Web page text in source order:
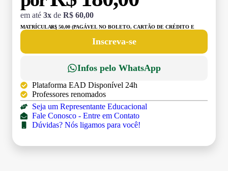
em até 3x de R$ 60,00
MATRÍCULA:R$ 50,00 (PAGÁVEL NO BOLETO, CARTÃO DE CRÉDITO E
Inscreva-se
Infos pelo WhatsApp
Plataforma EAD Disponível 24h
Professores renomados
Seja um Representante Educacional
Fale Conosco - Entre em Contato
Dúvidas? Nós ligamos para você!